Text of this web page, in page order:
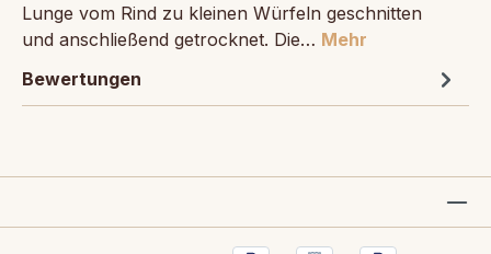
Lunge vom Rind zu kleinen Würfeln geschnitten
und anschließend getrocknet. Die… Mehr
Bewertungen